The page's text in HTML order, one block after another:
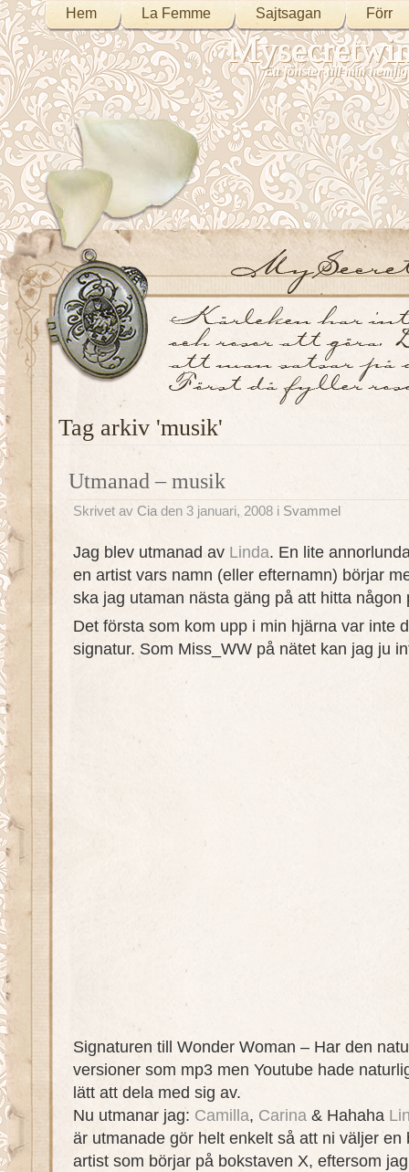
Hem La Femme Sajtsagan Förr
Ett fönster till min
Tag arkiv 'musik'
Utmanad – musik
Skrivet av Cia den 3 januari, 2008 i Svammel
Jag blev utmanad av Linda. En lite
en artist vars namn (eller efternamn) börjar
ska jag utaman nästa gäng på att hitta någon
Det första som kom upp i min hjärna var inte
signatur. Som Miss_WW på nätet kan jag ju
Signaturen till Wonder Woman – Har den
versioner som mp3 men Youtube hade
lätt att dela med sig av.
Nu utmanar jag: Camilla, Carina & Hahaha
är utmanade gör helt enkelt så att ni väljer en
artist som börjar på bokstaven X, eftersom